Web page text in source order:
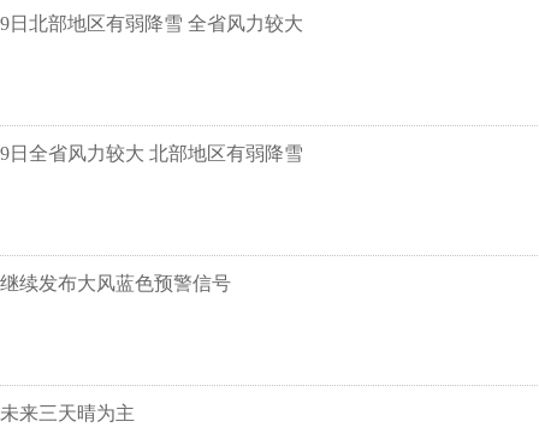
9日北部地区有弱降雪 全省风力较大
9日全省风力较大 北部地区有弱降雪
继续发布大风蓝色预警信号
未来三天晴为主